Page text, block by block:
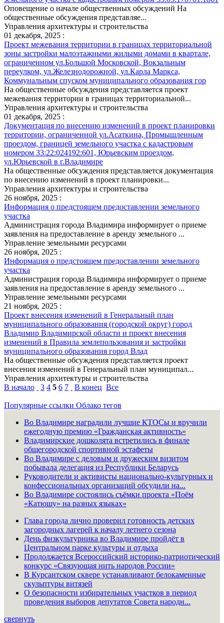
Оповещение о начале общественных обсуждений На
общественные обсуждения представляе...
Управления архитектуры и строительства
01 декабря, 2025 :
Проект межевания территории в границах территориальной
зоны застройки малоэтажными жилыми домами в квартале,
ограниченном ул.Большой Московской, Вокзальным
переулком, ул.Железнодорожной, ул.Карла Маркса,
Коммунальным спуском муниципального образования гор
На общественные обсуждения представляется проект
межевания территории в границах территориальной...
Управления архитектуры и строительства
01 декабря, 2025 :
Документация по внесению изменений в проект планировки
территории, ограниченной ул.Асаткина, Промышленным
проездом, границей земельного участка с кадастровым
номером 33:22:024192:601, Юрьевским проездом,
ул.Юрьевской в г.Владимире
На общественные обсуждения представляется документация
по внесению изменений в проект планировки...
Управления архитектуры и строительства
26 ноября, 2025 :
Информация о предстоящем предоставлении земельного
участка
Администрация города Владимира информирует о приеме
заявления на предоставление в аренду земельного ...
Управление земельными ресурсами
26 ноября, 2025 :
Информация о предстоящем предоставлении земельного
участка
Администрация города Владимира информирует о приеме
заявления на предоставление в аренду земельного ...
Управление земельными ресурсами
21 ноября, 2025 :
Проект внесения изменений в Генеральный план
муниципального образования (городской округ) город
Владимир Владимирской области и проект внесения
изменений в Правила землепользования и застройки
муниципального образования город Влад
На общественные обсуждения представляется проект
внесения изменений в Генеральный план муниципал...
Управления архитектуры и строительства
В начало
3 4 5 6 7 В конец Все
Популярные ссылки Облако тегов
Во Владимире наградили лучшие КТОСы и вручили
ежегодную премию «Гражданская активность»
Владимирские дошколята встретились в финале
общегородской спортивной эстафеты
Во Владимире с деловым и дружеским визитом
побывала делегация из Республики Беларусь
Руководители и активисты национально-культурных и
конфессиональных организаций обсудили на...
Во Владимире состоялись съёмки проекта «Поём
«Катюшу» на разных языках»
Глава города лично проверил готовность детских
загородных лагерей к началу летнего сезона
День физкультурника во Владимире пройдёт в
Центральном парке культуры и отдыха
Продолжается Всероссийский историко-патриотический
конкурс «Связующая нить народов России»
В Курсантском сквере устанавливают белокаменные
скульптуры витязей
О безопасности избирательных участков в период
проведения выборов депутатов Совета народн...
свернуть